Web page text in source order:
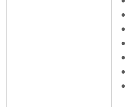
•
•
•
•
•
•